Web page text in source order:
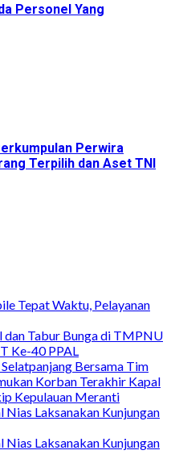
Personel Yang
Perwira
Terpilih dan Aset TNI
Tepat Waktu, Pelayanan
dan Tabur Bunga di TMPNU
Ke-40 PPAL
Bersama Tim
Korban Terakhir Kapal
Kepulauan Meranti
Nias Laksanakan Kunjungan
Nias Laksanakan Kunjungan